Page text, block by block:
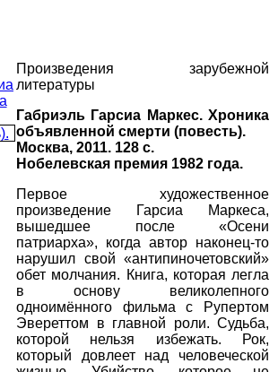
Произведения зарубежной
литературы
Габриэль Гарсиа Маркес. Хроника
объявленной смерти (повесть).
Москва, 2011. 128 с.
Нобелевская премия 1982 года.
Первое художественное
произведение Гарсиа Маркеса,
вышедшее после «Осени
патриарха», когда автор наконец-то
нарушил свой «антипиночетовский»
обет молчания. Книга, которая легла
в основу великолепного
одноимённого фильма с Рупертом
Эвереттом в главной роли. Судьба,
которой нельзя избежать. Рок,
который довлеет над человеческой